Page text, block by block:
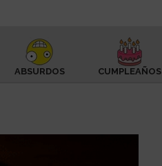
ABSURDOS CUMPLEAÑOS